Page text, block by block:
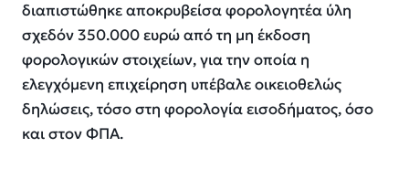
διαπιστώθηκε αποκρυβείσα φορολογητέα ύλη
σχεδόν 350.000 ευρώ από τη μη έκδοση
φορολογικών στοιχείων, για την οποία η
ελεγχόμενη επιχείρηση υπέβαλε οικειοθελώς
δηλώσεις, τόσο στη φορολογία εισοδήματος, όσο
και στον ΦΠΑ.